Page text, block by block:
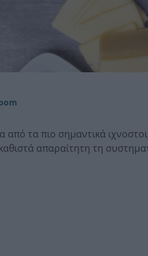
τα πιο σημαντικά
απαραίτητη τη